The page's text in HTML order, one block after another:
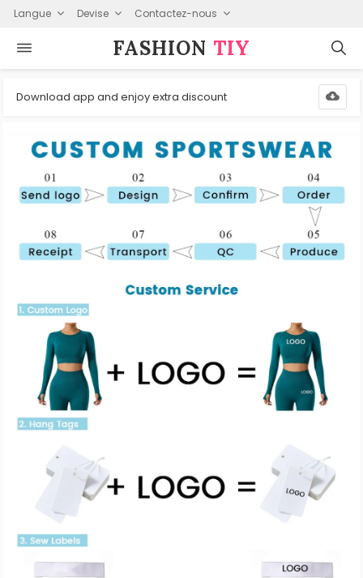
Langue Devise Contactez-nous
FASHION⁠ TIY
Download app and enjoy extra discount